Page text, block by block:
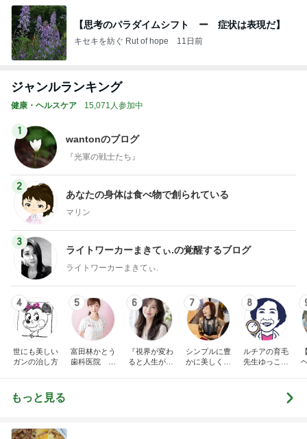
【思考のパラダイムシフト ー 症状は表現だ】
キセキを紡ぐ Rut of hope 11日前
ジャンルランキング
健康・ヘルスケア 15,071人参加中
1
wantonのブログ
『光軍の戦士たち』
2
あなたの身体は食べ物で創られている
マリン
3
ライトワーカーまきてぃ.の覚醒するブログ
ライトワーカーまきてぃ.
4
世にも美しい
ガンの治し方
5
富田林かとう
歯科医院 み
6
『視界が変わ
ると人生が変
7
シンプルに豊
かに美しく自
8
ルチアの育毛
先生ゆっこち
もっと見る